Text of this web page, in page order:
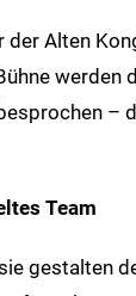
Alten
werden
–
Team
gestalten